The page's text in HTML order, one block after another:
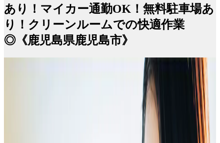
あり！マイカー通勤OK！無料駐車場あ
り！クリーンルームでの快適作業
◎《鹿児島県鹿児島市》